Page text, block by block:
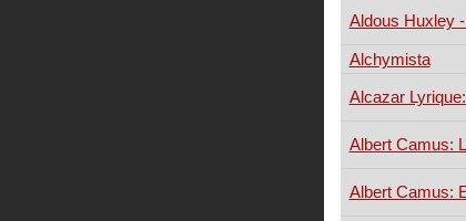
Aldous Huxley
Alchymista
Alcazar
Albert Camus:
Albert Camus: